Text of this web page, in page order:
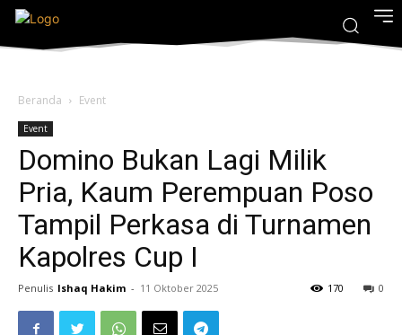
Beranda Event
Event
Domino Bukan Lagi Milik
Pria, Kaum Perempuan Poso
Tampil Perkasa di Turnamen
Kapolres Cup I
Penulis Ishaq Hakim - 11 Oktober 2025 0
170